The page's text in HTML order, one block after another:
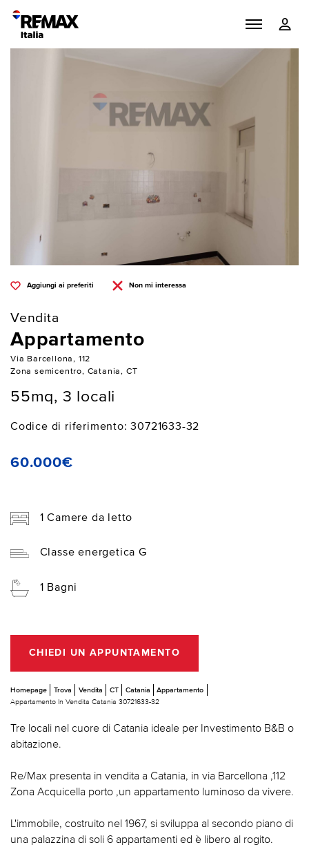
Aggiungi ai preferiti Non mi interessa
Vendita
Appartamento
Via Barcellona, 112
Zona semicentro, Catania, CT
55mq, 3 locali
Codice di riferimento: 30721633-32
60.000€
1 Camere da letto
Classe energetica G
1 Bagni
CHIEDI UN APPUNTAMENTO
Homepage Trova Vendita CT Catania
Appartamento
Appartamento In Vendita Catania 30721633-32
Tre locali nel cuore di Catania ideale per Investimento B&B o
abitazione.
Re/Max presenta in vendita a Catania, in via Barcellona ,112
Zona Acquicella porto ,un appartamento luminoso da vivere.
L'immobile, costruito nel 1967, si sviluppa al secondo piano di
una palazzina di soli 6 appartamenti ed è libero al rogito.